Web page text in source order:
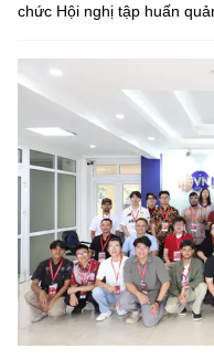
chức Hội nghị tập huấn